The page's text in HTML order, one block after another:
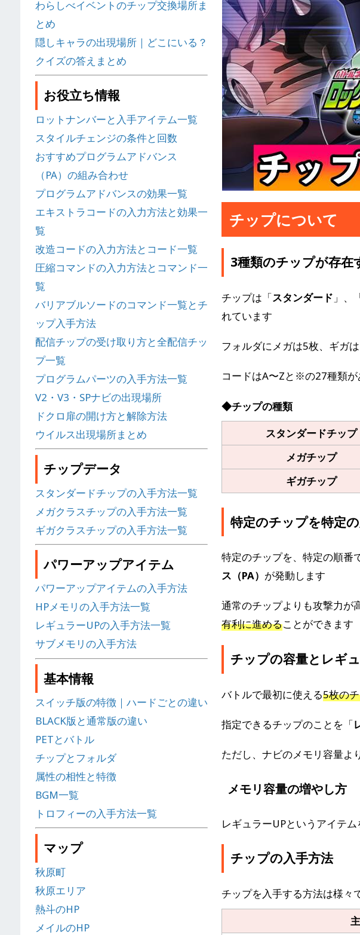
チップについて
3種類のチップが存在
チップは「スタンダード 」、
れています
フォルダにメガは5枚、ギガ
コードはA〜Zと※の27種類が
◆チップの種類
スタンダードチップ
メガチップ
ギガチップ
特定のチップを特定
特定のチップを、特定の順番
ス（PA） が発動します
通常のチップよりも攻撃力が
有利に進めることができます
チップの容量とレギ
バトルで最初に使える5枚の
指定できるチップのことを「
ただし、ナビのメモリ容量よ
メモリ容量の増やし方
レギュラーUPというアイテ
チップの入手方法
チップを入手する方法は様々
わらしべイベントのチップ交換場所ま
とめ
隠しキャラの出現場所｜どこにいる？
クイズの答えまとめ
お役立ち情報
ロットナンバーと入手アイテム一覧
スタイルチェンジの条件と回数
おすすめプログラムアドバンス
（PA）の組み合わせ
プログラムアドバンスの効果一覧
エキストラコードの入力方法と効果一
覧
改造コードの入力方法とコード一覧
圧縮コマンドの入力方法とコマンド一
覧
バリアブルソードのコマンド一覧とチ
ップ入手方法
配信チップの受け取り方と全配信チッ
プ一覧
プログラムパーツの入手方法一覧
V2・V3・SPナビの出現場所
ドクロ扉の開け方と解除方法
ウイルス出現場所まとめ
チップデータ
スタンダードチップの入手方法一覧
メガクラスチップの入手方法一覧
ギガクラスチップの入手方法一覧
パワーアップアイテム
パワーアップアイテムの入手方法
HPメモリの入手方法一覧
レギュラーUPの入手方法一覧
サブメモリの入手方法
基本情報
スイッチ版の特徴｜ハードごとの違い
BLACK版と通常版の違い
PETとバトル
チップとフォルダ
属性の相性と特徴
BGM一覧
トロフィーの入手方法一覧
マップ
秋原町
秋原エリア
熱斗のHP
メイルのHP